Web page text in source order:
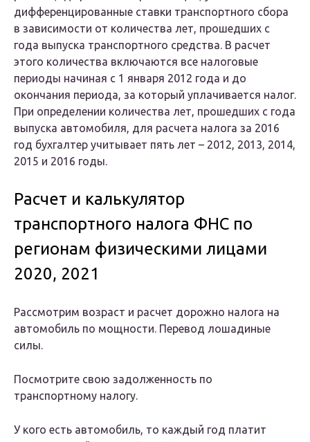
дифференцированные ставки транспортного сбора
в зависимости от количества лет, прошедших с
года выпуска транспортного средства. В расчет
этого количества включаются все налоговые
периоды начиная с 1 января 2012 года и до
окончания периода, за который уплачивается налог.
При определении количества лет, прошедших с года
выпуска автомобиля, для расчета налога за 2016
год бухгалтер учитывает пять лет – 2012, 2013, 2014,
2015 и 2016 годы.
Расчет и калькулятор
транспортного налога ФНС по
регионам физическими лицами
2020, 2021
Рассмотрим возраст и расчет дорожно налога на
автомобиль по мощности. Перевод лошадиные
силы.
Посмотрите свою задолженность по
транспортному налогу.
У кого есть автомобиль, то каждый год платит